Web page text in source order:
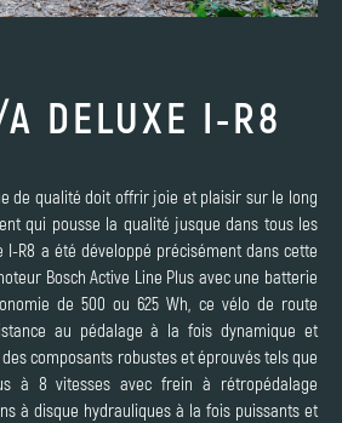
A DELUXE I-R8
de qualité doit offrir joie et plaisir sur le long
qui pousse la qualité jusque dans tous les
I-R8 a été développé précisément dans cette
Bosch Active Line Plus avec une batterie
de 500 ou 625 Wh, ce vélo de route
au pédalage à la fois dynamique et
composants robustes et éprouvés tels que
à 8 vitesses avec frein à rétropédalage
à disque hydrauliques à la fois puissants et